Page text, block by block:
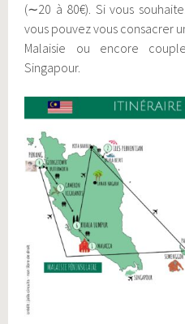
(∼20 à 80€). Si vous
vous pouvez vous consacrer
Malaisie ou encore
Singapour.